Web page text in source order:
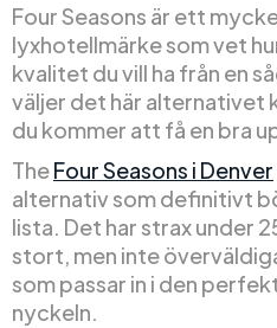
Four Seasons är ett
lyxhotellmärke som vet
kvalitet du vill ha från en
väljer det här alternativet
du kommer att få en bra
TheFour Seasons i Denver
alternativ som definitivt
lista. Det har strax under
stort, men inte
som passar in i den
nyckeln.